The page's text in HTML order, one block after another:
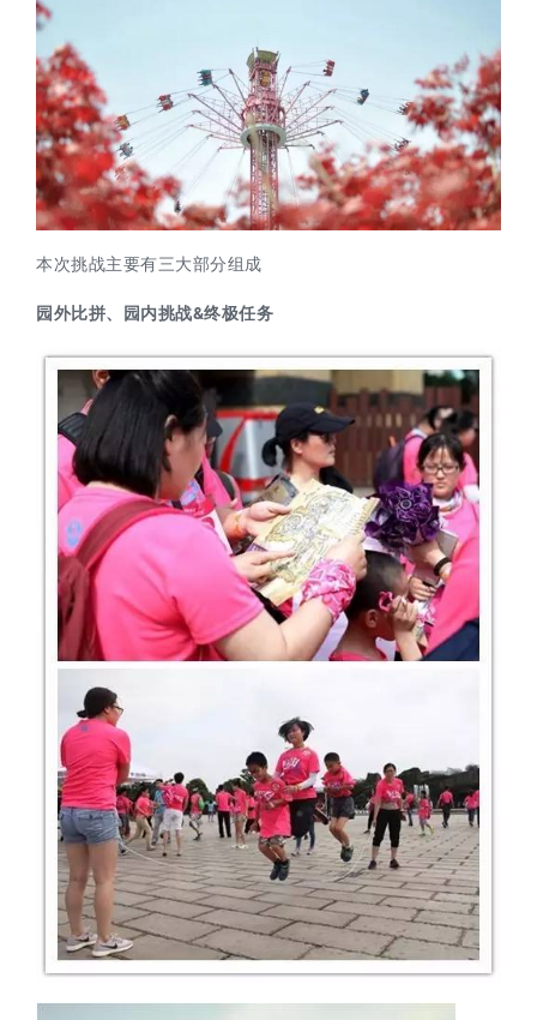
本次挑战主要有三大部分组成
园外比拼、 园内挑战&终极任务